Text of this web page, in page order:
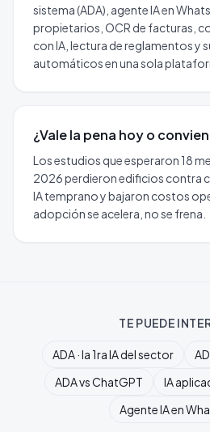
sistema (ADA), agente IA en
propietarios, OCR de facturas,
con IA, lectura de reglamentos y
automáticos en una sola
¿Vale la pena hoy o
Los estudios que esperaron 18
2026 perdieron edificios contra
IA temprano y bajaron costos
adopción se acelera, no se frena.
TE PUEDE
ADA · la 1ra IA del sector
ADA vs ChatGPT
IA
Agente IA en